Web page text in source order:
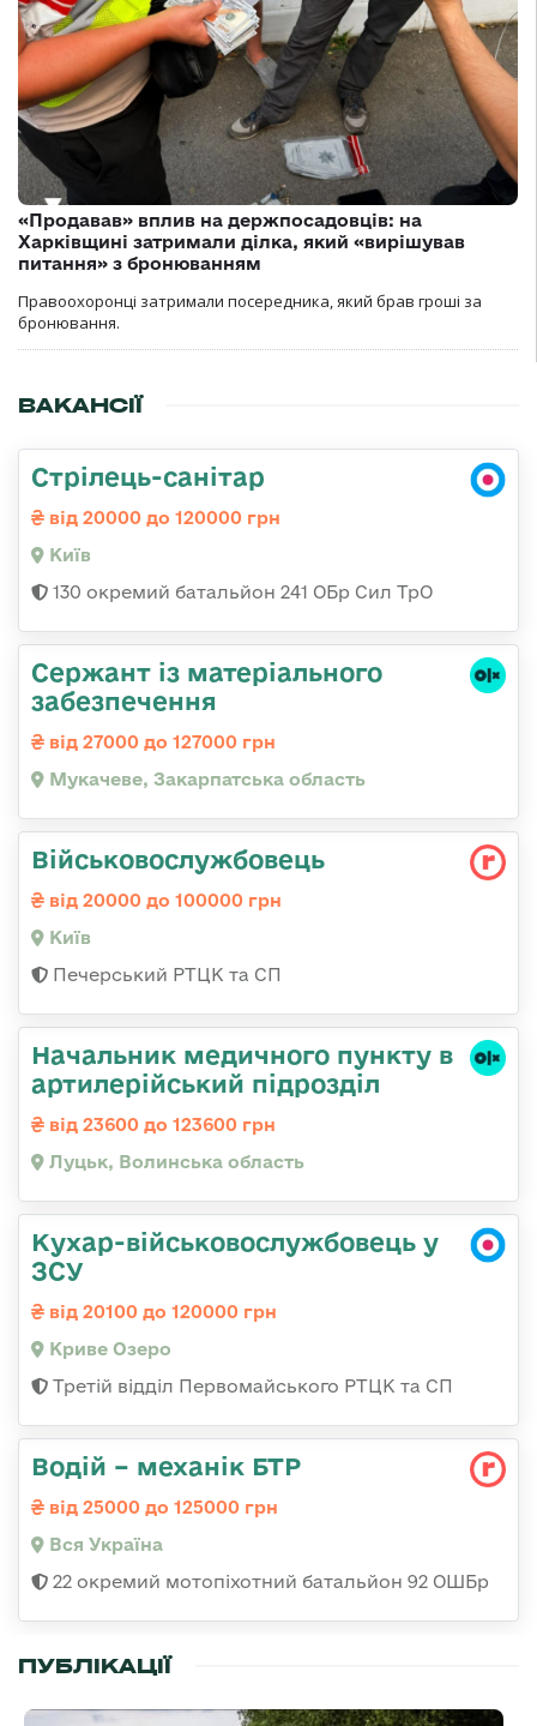
«Продавав» вплив на держпосадовців: на
Харківщині затримали ділка, який «вирішував
питання» з бронюванням
Правоохоронці затримали посередника, який брав гроші за
бронювання.
ВАКАНСІЇ
Стрілець-санітар
від 20000 до 120000 грн
Київ
130 окремий батальйон 241 ОБр Сил ТрО
Сержант із матеріального
забезпечення
від 27000 до 127000 грн
Мукачеве, Закарпатська область
Військовослужбовець
від 20000 до 100000 грн
Київ
Печерський РТЦК та СП
Начальник медичного пункту в
артилерійський підрозділ
від 23600 до 123600 грн
Луцьк, Волинська область
Кухар-військовослужбовець у
ЗСУ
від 20100 до 120000 грн
Криве Озеро
Третій відділ Первомайського РТЦК та СП
Водій – механік БТР
від 25000 до 125000 грн
Вся Україна
22 окремий мотопіхотний батальйон 92 ОШБр
ПУБЛІКАЦІЇ